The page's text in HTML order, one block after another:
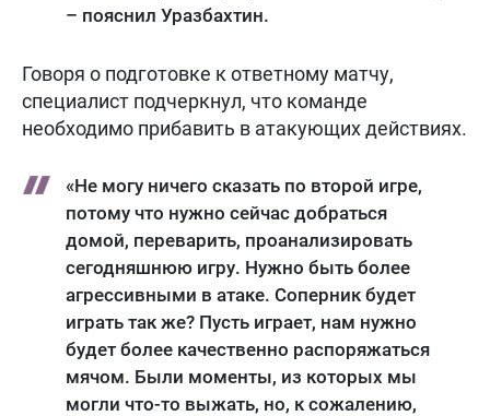
– пояснил Уразбахтин.
Говоря о подготовке к ответному матчу,
специалист подчеркнул, что команде
необходимо прибавить в атакующих действиях.
«Не могу ничего сказать по второй игре,
потому что нужно сейчас добраться
домой, переварить, проанализировать
сегодняшнюю игру. Нужно быть более
агрессивными в атаке. Соперник будет
играть так же? Пусть играет, нам нужно
будет более качественно распоряжаться
мячом. Были моменты, из которых мы
могли что-то выжать, но, к сожалению,